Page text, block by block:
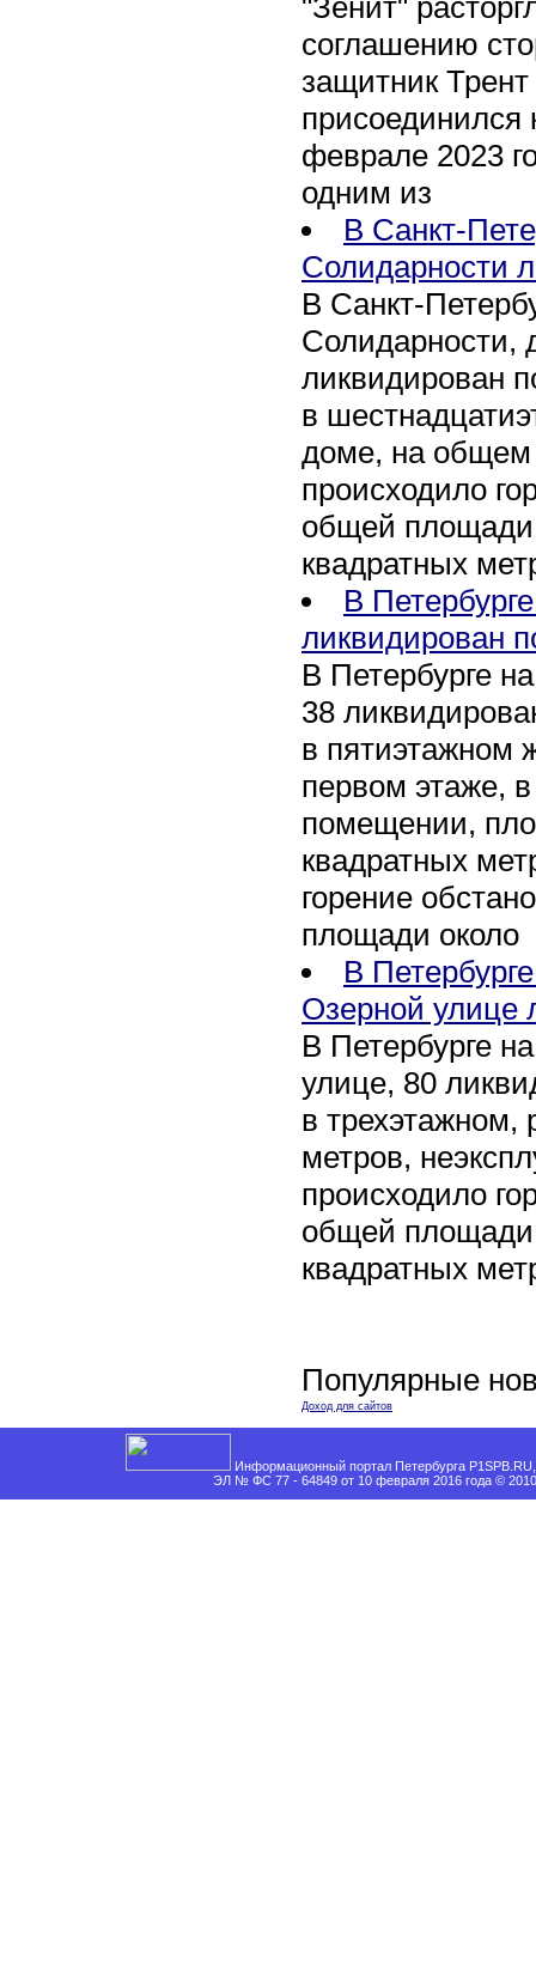
соглашению
защитник
присоединился
феврале 2023
одним из
В Санкт-
Солидарности
В Санкт-
Солидарности,
ликвидирован
в
доме, на общем
происходило
общей площади
квадратных
В
ликвидирован
В Петербурге
38
в пятиэтажном
первом этаже,
помещении,
квадратных
горение
площади около
В
Озерной улице
В Петербурге
улице, 80
в трехэтажном,
метров,
происходило
общей площади
квадратных
Популярные
Доход для сайтов
Информационный портал Петербурга
ЭЛ № ФС 77 - 64849 от 10 февраля 2016 года ©